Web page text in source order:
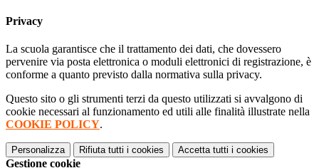
Privacy
La scuola garantisce che il trattamento dei dati, che dovessero
pervenire via posta elettronica o moduli elettronici di registrazione, è
conforme a quanto previsto dalla normativa sulla privacy.
Questo sito o gli strumenti terzi da questo utilizzati si avvalgono di
cookie necessari al funzionamento ed utili alle finalità illustrate nella
COOKIE POLICY.
Personalizza Rifiuta tutti i cookies Accetta tutti i cookies
Gestione cookie